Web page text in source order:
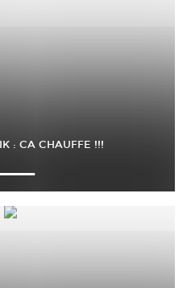
: CA CHAUFFE !!!